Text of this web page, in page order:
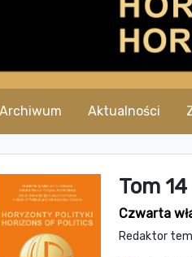
Archiwum Aktualności
Tom
Czwarta
Redaktor